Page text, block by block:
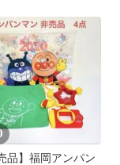
品】福岡アンパン